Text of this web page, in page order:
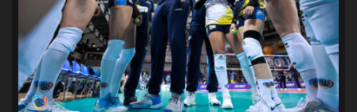
SANDRA SPA POGOŃ SZCZECIN(100) SIEDLECKA(63)
SPARING(110) SPR POGOŃ SZCZECIN(72)
SPÓJNIA STARGARD(35) STOCZNIA SZCZECIN(40)
SUPERLIGA KOBIET(58) SUPERLIGA MĘŻCZYZN(92)
TAURON LIGA KOBIET(106) TENIS (26) TREFL SOPOT(26)